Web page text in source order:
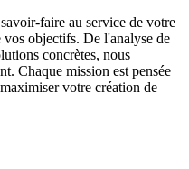
faire au service de votre
objectifs. De l'analyse de
concrètes, nous
Chaque mission est pensée
votre création de